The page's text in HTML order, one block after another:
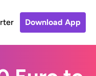
Download App